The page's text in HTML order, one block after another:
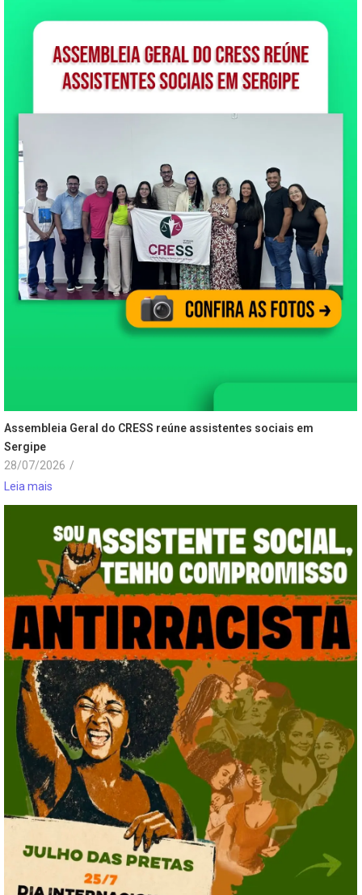
Assembleia Geral do CRESS reúne assistentes sociais em
Sergipe
28/07/2026 /
Leia mais